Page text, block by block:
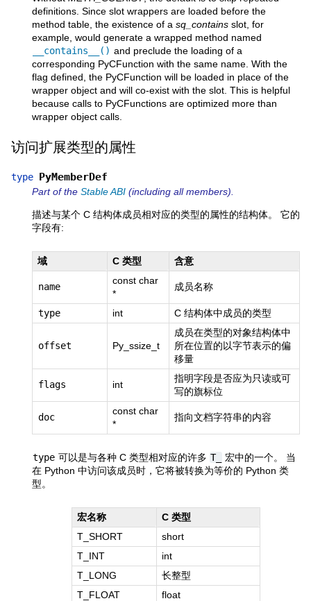
definitions. Since slot wrappers are loaded before the
method table, the existence of a sq_contains slot, for
example, would generate a wrapped method named
__contains__() and preclude the loading of a
corresponding PyCFunction with the same name. With the
flag defined, the PyCFunction will be loaded in place of the
wrapper object and will co-exist with the slot. This is helpful
because calls to PyCFunctions are optimized more than
wrapper object calls.
访问扩展类型的属性
type PyMemberDef
Part of the Stable ABI (including all members).
描述与某个 C 结构体成员相对应的类型的属性的结构体。 它的
字段有:
域 C 类型 含意
name
const char
*
成员名称
type int C 结构体中成员的类型
offset Py_ssize_t
成员在类型的对象结构体中
所在位置的以字节表示的偏
移量
flags int
指明字段是否应为只读或可
写的旗标位
doc
const char
*
指向文档字符串的内容
type 可以是与各种 C 类型相对应的许多 T_
宏中的一个。 当
在 Python 中访问该成员时，它将被转换为等价的 Python 类
型。
宏名称
C 类型
T_SHORT
short
T_INT
int
T_LONG
长整型
T_FLOAT
float